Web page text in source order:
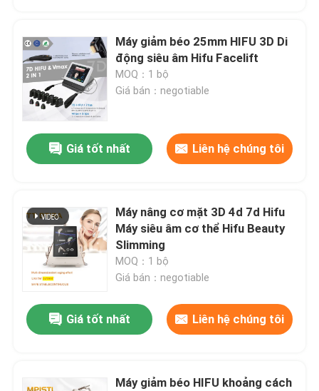
Máy giảm béo 25mm HIFU 3D Di
động siêu âm Hifu Facelift
MOQ：1 bộ
Giá bán：negotiable
Giá tốt nhất Liên hệ chúng tôi
Máy nâng cơ mặt 3D 4d 7d Hifu
Máy siêu âm cơ thể Hifu Beauty
Slimming
MOQ：1 bộ
Giá bán：negotiable
Giá tốt nhất Liên hệ chúng tôi
Máy giảm béo HIFU khoảng cách